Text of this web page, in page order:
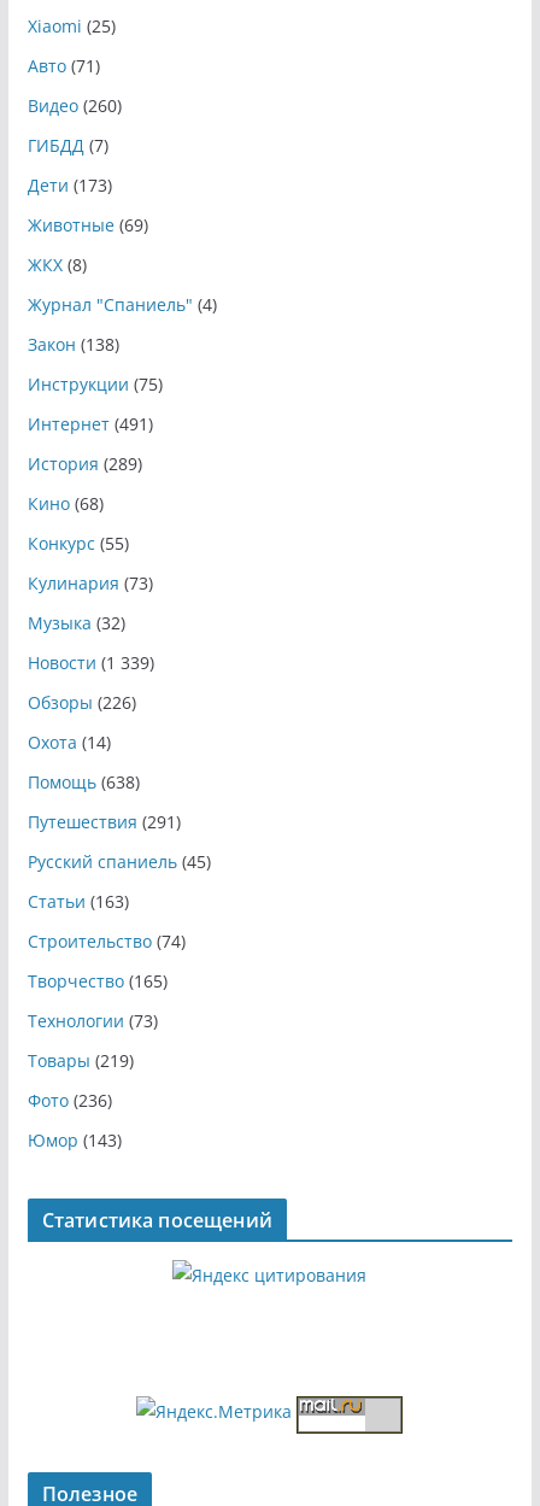
Xiaomi (25)
Авто(71)
Видео(260)
ГИБДД(7)
Дети (173)
Животные(69)
ЖКХ(8)
Журнал "Спаниель" (4)
Закон (138)
Инструкции (75)
Интернет(491)
История (289)
Кино(68)
Конкурс (55)
Кулинария (73)
Музыка (32)
Новости (1 339)
Обзоры (226)
Охота (14)
Помощь(638)
Путешествия (291)
Русский спаниель(45)
Статьи (163)
Строительство(74)
Творчество(165)
Технологии (73)
Товары (219)
Фото(236)
Юмор (143)
Статистика посещений
Полезное